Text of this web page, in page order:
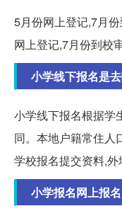
5月份网上登记,7月
网上登记,7月份到校
小学线下报名是
小学线下报名根据学
同。本地户籍常住人
学校报名提交资料,外
小学报名网上报